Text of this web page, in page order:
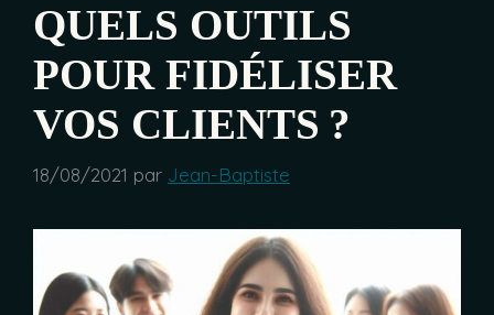
QUELS OUTILS
POUR FIDÉLISER
VOS CLIENTS ?
18/08/2021 par Jean-Baptiste